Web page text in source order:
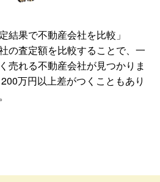
結果で不動産会社を比較」
の査定額を比較することで、一
売れる不動産会社が見つかりま
万円以上差がつくこともあり